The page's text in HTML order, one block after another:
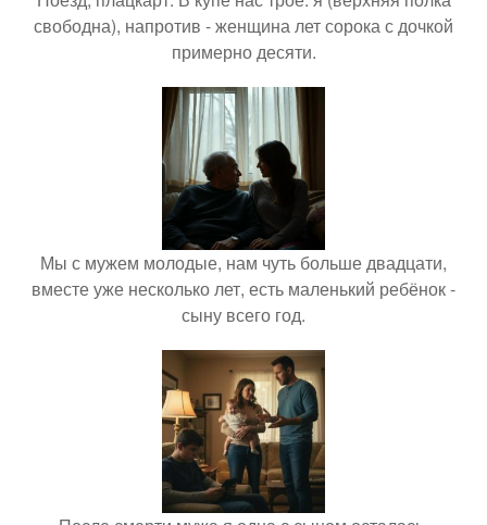
свободна), напротив - женщина лет сорока с дочкой
примерно десяти.
Мы с мужем молодые, нам чуть больше двадцати,
вместе уже несколько лет, есть маленький ребёнок -
сыну всего год.